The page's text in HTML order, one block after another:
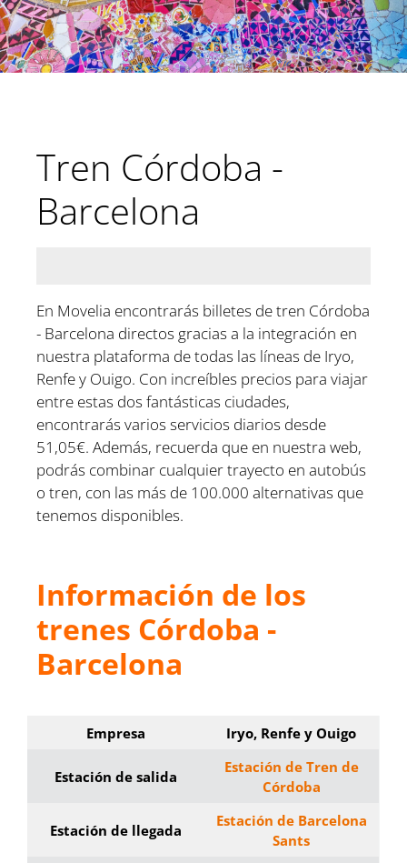
Tren Córdoba -
Barcelona
En Movelia encontrarás billetes de tren Córdoba
- Barcelona directos gracias a la integración en
nuestra plataforma de todas las líneas de Iryo,
Renfe y Ouigo. Con increíbles precios para viajar
entre estas dos fantásticas ciudades,
encontrarás varios servicios diarios desde
51,05€. Además, recuerda que en nuestra web,
podrás combinar cualquier trayecto en autobús
o tren, con las más de 100.000 alternativas que
tenemos disponibles.
Información de los
trenes Córdoba -
Barcelona
Empresa Iryo, Renfe y Ouigo
Estación de salida
Estación de Tren de
Córdoba
Estación de llegada
Estación de Barcelona
Sants